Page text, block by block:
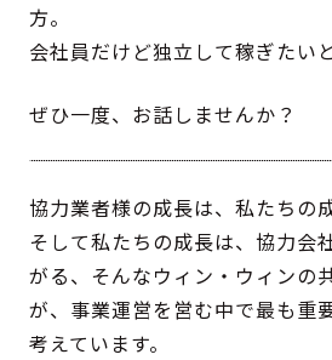
方。
会社員だけど独立して稼ぎたい
ぜひ一度、お話しませんか？
協力業者様の成長は、私たちの
そして私たちの成長は、協力会
がる、そんなウィン・ウィンの
が、事業運営を営む中で最も重
考えています。